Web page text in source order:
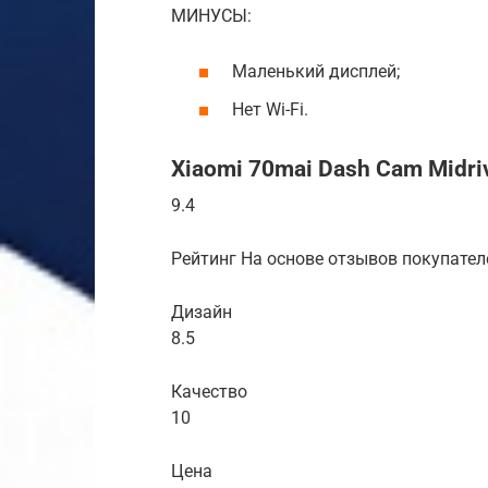
МИНУСЫ:
Маленький дисплей;
Нет Wi-Fi.
Xiaomi 70mai Dash Cam
9.4
Рейтинг На основе отзывов
Дизайн
8.5
Качество
10
Цена